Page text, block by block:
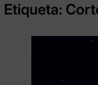
Etiqueta: